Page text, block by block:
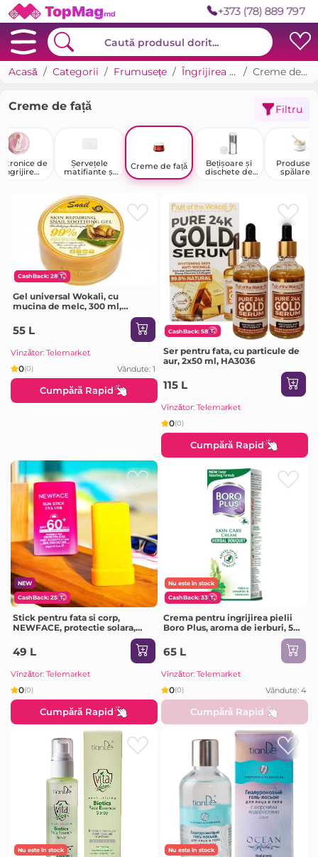
+373 (78) 889 797
Acasă Categorii Frumusețe Îngrijirea feței Creme de față
Creme de față Filtru
de
îngrijire
Șervețele
matifiante și
Creme de față
Bețișoare și
dischete de
Produse
spălare și
CashBack: 28
Gel universal Wokali, cu
mucina de melc, 300 ml,
55 L
Vînzător: Telemarket
0(0) Vândute: 1
Cumpără Rapid
CashBack: 58
Ser pentru fata, cu particule de
aur, 2x50 ml, HA3036
115 L
Vînzător: Telemarket
0(0)
Cumpără Rapid
NEW
CashBack: 25
Stick pentru fata si corp,
NEWFACE, protectie solara,
SPF 60PA+++ 20 gr, NF-1001
49 L
Vînzător: Telemarket
0(0)
Cumpără Rapid
Nu este în stock
CashBack: 33
Crema pentru ingrijirea pielii
Boro Plus, aroma de ierburi, 50
65 L
Vînzător: Telemarket
0(0) Vândute: 4
Cumpără Rapid
Nu este în stock Nu este în stock